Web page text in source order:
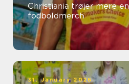
Christiania trøjer mere end bare
fodboldmerch
31. January 2026